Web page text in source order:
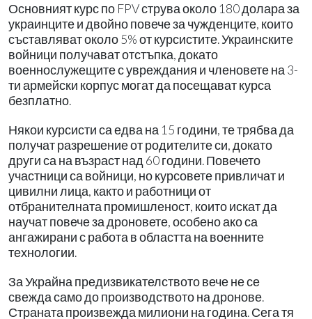
Основният курс по FPV струва около 180 долара за
украинците и двойно повече за чужденците, които
съставляват около 5% от курсистите. Украинските
войници получават отстъпка, докато
военнослужещите с увреждания и членовете на 3-
ти армейски корпус могат да посещават курса
безплатно.
Някои курсисти са едва на 15 години, те трябва да
получат разрешение от родителите си, докато
други са на възраст над 60 години. Повечето
участници са войници, но курсовете привличат и
цивилни лица, както и работници от
отбранителната промишленост, които искат да
научат повече за дроновете, особено ако са
ангажирани с работа в областта на военните
технологии.
За Украйна предизвикателството вече не се
свежда само до производството на дронове.
Страната произвежда милиони на година. Сега тя